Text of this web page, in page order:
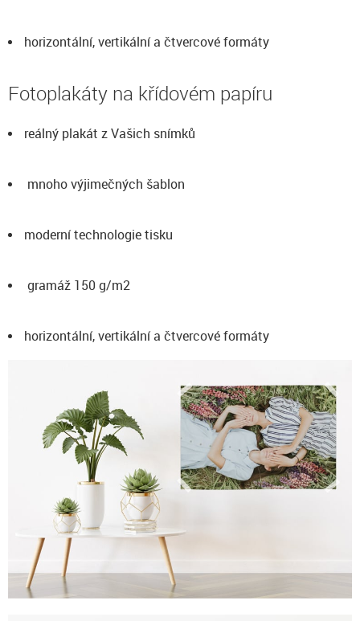
horizontální, vertikální a čtvercové formáty
Fotoplakáty na křídovém papíru
reálný plakát z Vašich snímků
mnoho výjimečných šablon
moderní technologie tisku
gramáž 150 g/m2
horizontální, vertikální a čtvercové formáty